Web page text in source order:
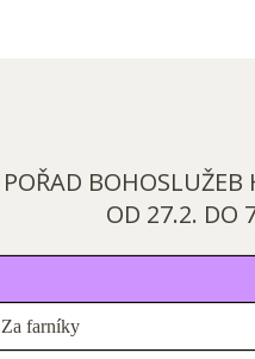
POŘAD
OD 27.2. DO
Za farníky